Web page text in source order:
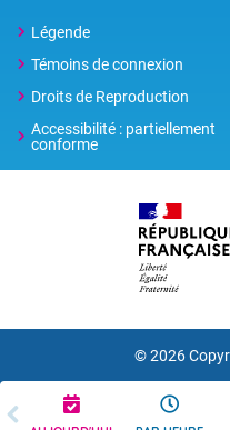
Légende
Témoins de connexion
Droits de Reproduction
Accessibilité : partiellement
conforme
© 2026